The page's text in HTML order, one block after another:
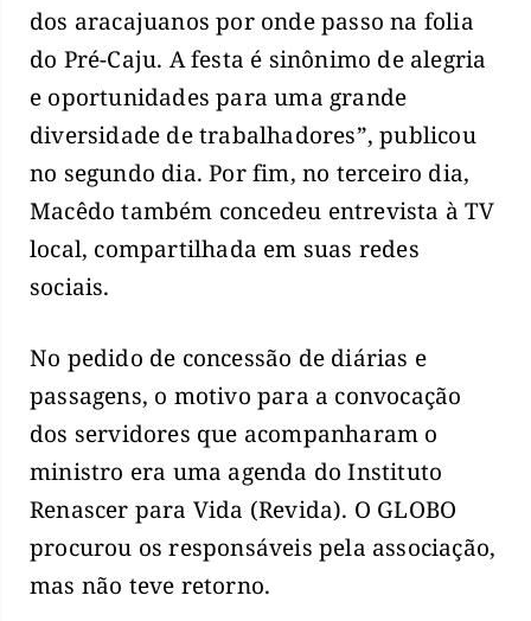
dos aracajuanos por onde passo na folia
do Pré-Caju. A festa é sinônimo de alegria
e oportunidades para uma grande
diversidade de trabalhadores”, publicou
no segundo dia. Por fim, no terceiro dia,
Macêdo também concedeu entrevista à TV
local, compartilhada em suas redes
sociais.
No pedido de concessão de diárias e
passagens, o motivo para a convocação
dos servidores que acompanharam o
ministro era uma agenda do Instituto
Renascer para Vida (Revida). O GLOBO
procurou os responsáveis pela associação,
mas não teve retorno.